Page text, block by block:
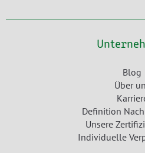
Blog
Über
Definition
Unsere
Individuelle